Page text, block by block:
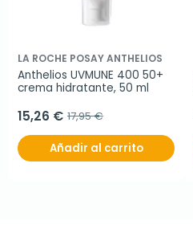
LA ROCHE POSAY ANTHELIOS
Anthelios UVMUNE 400 50+
crema hidratante, 50 ml
15,26 € 17,95 €
Añadir al carrito